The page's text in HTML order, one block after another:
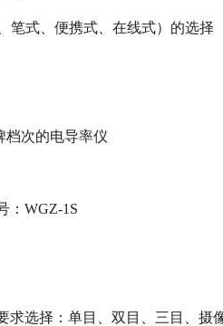
笔式、便携式、在线式）的选择
档次的电导率仪
：WGZ-1S
求选择：单目、双目、三目、摄